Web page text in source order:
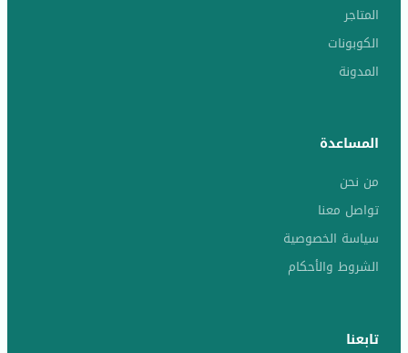
المتاجر
الكوبونات
المدونة
المساعدة
من نحن
تواصل معنا
سياسة الخصوصية
الشروط والأحكام
تابعنا